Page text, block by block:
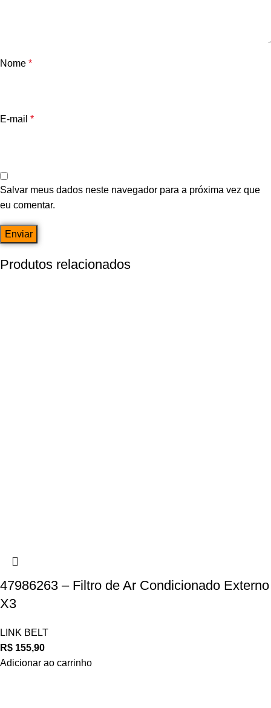
Nome *
E-mail *
Salvar meus dados neste navegador para a próxima vez que
eu comentar.
Produtos relacionados
47986263 – Filtro de Ar Condicionado Externo
X3
LINK BELT
R$ 155,90
Adicionar ao carrinho